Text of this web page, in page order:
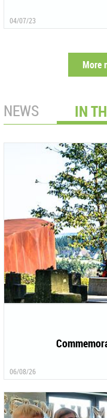
04/07/23
More
NEWS IN
06/08/26